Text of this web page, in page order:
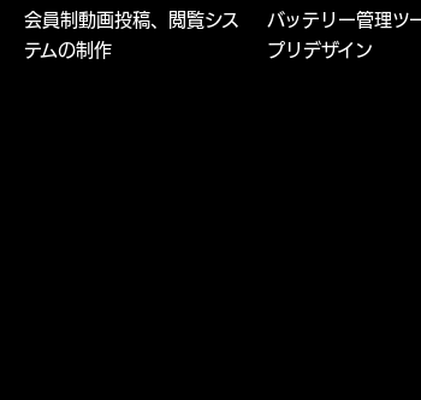
会員制動画投稿、閲覧シス
テムの制作
バッテリー管理ツ
プリデザイン